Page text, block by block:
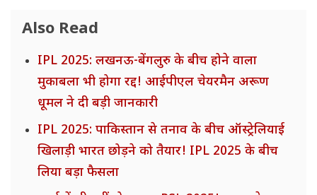
Also Read
IPL 2025: लखनऊ-बेंगलुरु के बीच होने वाला
मुकाबला भी होगा रद्द! आईपीएल चेयरमैन अरूण
धूमल ने दी बड़ी जानकारी
IPL 2025: पाकिस्तान से तनाव के बीच ऑस्ट्रेलियाई
खिलाड़ी भारत छोड़ने को तैयार! IPL 2025 के बीच
लिया बड़ा फैसला